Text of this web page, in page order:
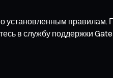
установленным
в службу поддержки Gate